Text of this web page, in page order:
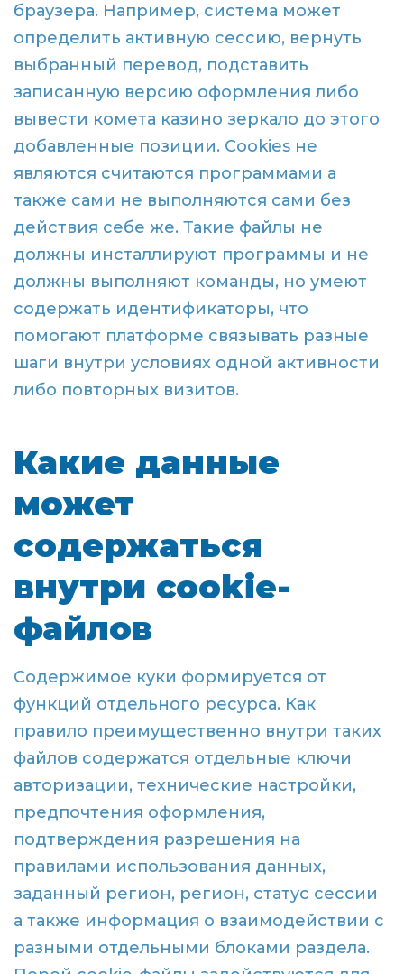
браузера. Например, система может
определить активную сессию, вернуть
выбранный перевод, подставить
записанную версию оформления либо
вывести комета казино зеркало до этого
добавленные позиции. Cookies не
являются считаются программами а
также сами не выполняются сами без
действия себе же. Такие файлы не
должны инсталлируют программы и не
должны выполняют команды, но умеют
содержать идентификаторы, что
помогают платформе связывать разные
шаги внутри условиях одной активности
либо повторных визитов.
Какие данные
может
содержаться
внутри cookie-
файлов
Содержимое куки формируется от
функций отдельного ресурса. Как
правило преимущественно внутри таких
файлов содержатся отдельные ключи
авторизации, технические настройки,
предпочтения оформления,
подтверждения разрешения на
правилами использования данных,
заданный регион, регион, статус сессии
а также информация о взаимодействии с
разными отдельными блоками раздела.